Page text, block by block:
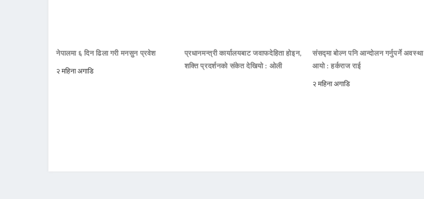
नेपालमा ६ दिन ढिला गरी मनसुन प्रवेश
२ महिना अगाडि
प्रधानमन्त्री कार्यालयबाट जवाफदेहिता होइन,
शक्ति प्रदर्शनको संकेत देखियो : ओली
संसद्मा बोल्न पनि आन्दोलन गर्नुपर्ने अवस्था
आयो : हर्कराज राई
२ महिना अगाडि